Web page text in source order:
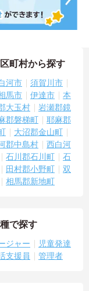
町村から探す
河市
須賀川市
馬市 伊達市
本
大玉村
岩瀬郡鏡
郡磐梯町
耶麻郡
大沼郡金山町
郡中島村
西白河
石川郡石川町
石
田村郡小野町
双
相馬郡新地町
で探す
ジャー
児童発達
支援員 管理者